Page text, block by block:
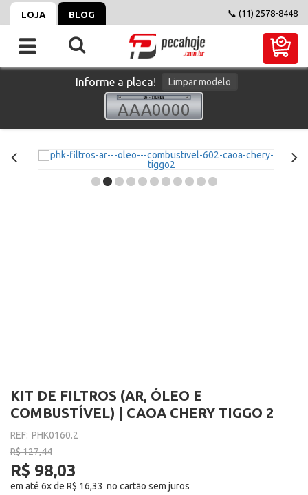
LOJA BLOG 📞 (11) 2578-8448
Informe a placa! Limpar modelo
KIT DE FILTROS (AR, ÓLEO E
COMBUSTÍVEL) | CAOA CHERY TIGGO 2
REF: PHK0160.2
R$ 127,44
R$ 98,03
em até 6x de R$ 16,33